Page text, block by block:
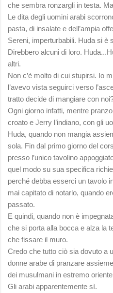
che sembra ronzargli in testa.
Le dita degli uomini arabi
pasta, di insalate e dell’ampia
Sereni, imperturbabili. Huda si è
Direbbero alcuni di loro.
altri.
Non c’è molto di cui stupirsi. Io
l’avevo vista seguirci verso
tratto decide di mangiare con
Ogni giorno infatti, mentre
croato e Jerry l’indiano, con gli
Huda, quando non mangia
sola. Fin dal primo giorno del
presso l’unico tavolino
quel modo su sua specifica
perché debba esserci un tavolo
mai capitato di notarlo, quando
passato.
E quindi, quando non è
che si porta alla bocca e alza la
che fissare il muro.
Credo che tutto ciò sia dovuto a
donne arabe di pranzare
dei musulmani in estremo
Gli arabi apparentemente sì.